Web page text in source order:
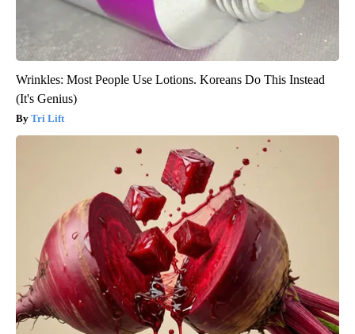
Wrinkles: Most People Use Lotions. Koreans Do This Instead
(It's Genius)
Tri Lift